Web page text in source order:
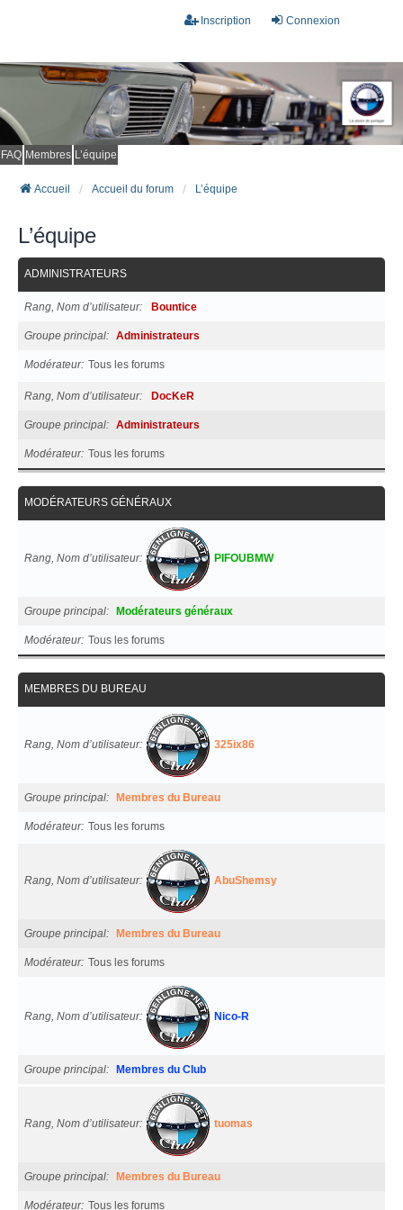
Connexion
Inscription
FAQ Membres L’équipe
Accueil Accueil du forum L’équipe
L’équipe
ADMINISTRATEURS
Rang, Nom d’utilisateur Bountice
Groupe principal Administrateurs
Modérateur Tous les forums
Rang, Nom d’utilisateur DocKeR
Groupe principal Administrateurs
Modérateur Tous les forums
MODÉRATEURS GÉNÉRAUX
Rang, Nom d’utilisateur PIFOUBMW
Groupe principal Modérateurs généraux
Modérateur Tous les forums
MEMBRES DU BUREAU
Rang, Nom d’utilisateur 325ix86
Groupe principal Membres du Bureau
Modérateur Tous les forums
Rang, Nom d’utilisateur AbuShemsy
Groupe principal Membres du Bureau
Modérateur Tous les forums
Rang, Nom d’utilisateur Nico-R
Groupe principal Membres du Club
Rang, Nom d’utilisateur tuomas
Groupe principal Membres du Bureau
Modérateur Tous les forums